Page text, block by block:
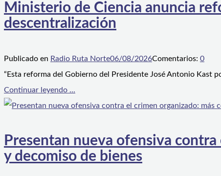
Ministerio de Ciencia anuncia
descentralización
Publicado en Radio Ruta Norte06/08/2026Comentarios: 0
“Esta reforma del Gobierno del Presidente José Antonio Kast
Continuar leyendo ...
Presentan nueva ofensiva
y decomiso de bienes